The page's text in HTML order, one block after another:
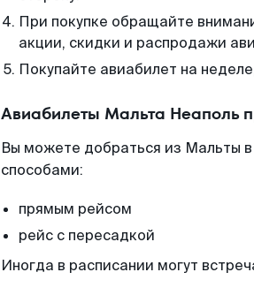
При покупке обращайте
акции, скидки и распродажи
Покупайте авиабилет на
Авиабилеты Мальта Неаполь
Вы можете добраться из Мальты
способами:
прямым рейсом
рейс с пересадкой
Иногда в расписании могут